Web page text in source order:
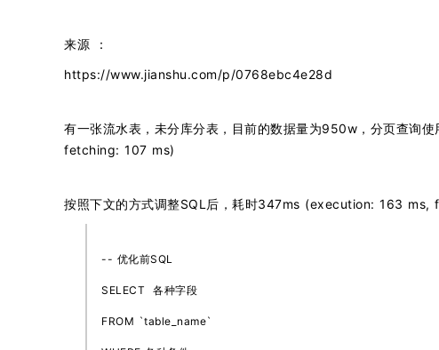
来源 ：
https://www.jianshu.com/p/0768ebc4e28d
有一张流水表，未分库分表，目前的数据量为950w，分页查询
fetching: 107 ms)
按照下文的方式调整SQL后，耗时347ms (execution: 163 ms,
-- 优化前SQL
SELECT 各种字段
FROM `table_name`